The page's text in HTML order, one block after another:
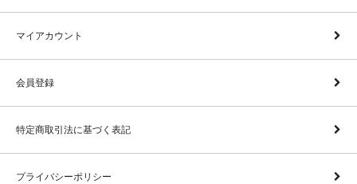
マイアカウント
会員登録
特定商取引法に基づく表記
プライバシーポリシー